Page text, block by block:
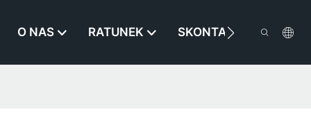
O NAS RATUNEK SKONTAKTUJ SIĘ Z